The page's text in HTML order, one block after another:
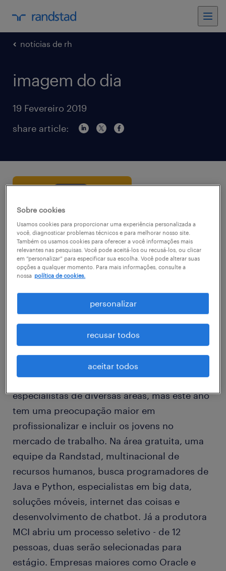
notícias de rh
imagem do dia
19 Fevereiro 2019
share article:
Empresas de diferentes setores estão
recrutando ou abrindo processos seletivos
maiores eventos de tecnologia, games,
evento, que acontece na Expo Center Norte,
em São Paulo, acontece até domingo. Cerca
de 12 mil jovens estão acampados no local. O
Campus Party sempre foi útil para conectar
especialistas de diversas áreas, mas este ano
tem uma preocupação maior em
profissionalizar e incluir os jovens no
mercado de trabalho. Na área gratuita, uma
equipe da Randstad, multinacional de
recursos humanos, busca programadores de
Java e Python, especialistas em big data,
soluções móveis, internet das coisas e
desenvolvimento de chatbot. Já a produtora
MCI abriu um processo seletivo - de 12
pessoas, duas serão selecionadas para
estágio. Empresas maiores como Oracle e
Sobre cookies
Usamos cookies para proporcionar uma experiência personalizada a
você, diagnosticar problemas técnicos e para melhorar nosso site.
Também os usamos cookies para oferecer a você informações mais
relevantes nas pesquisas. Você pode aceitá-los ou recusá-los, ou clicar
em “personalizar” para especificar sua escolha. Você pode alterar suas
opções a qualquer momento. Para mais informações, consulte a
nossa política de cookies.
personalizar
recusar todos
aceitar todos